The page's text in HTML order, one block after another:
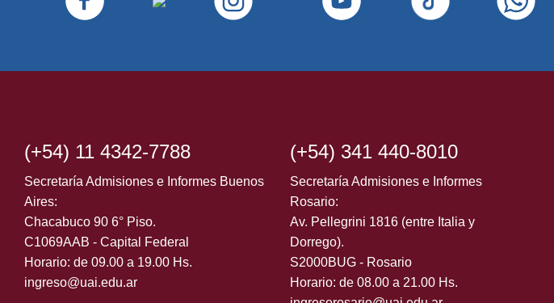
(+54) 11 4342-7788
Secretaría Admisiones e Informes Buenos
Aires:
Chacabuco 90 6° Piso.
C1069AAB - Capital Federal
Horario: de 09.00 a 19.00 Hs.
ingreso@uai.edu.ar
(+54) 341 440-8010
Secretaría Admisiones e Informes
Rosario:
Av. Pellegrini 1816 (entre Italia y
Dorrego).
S2000BUG - Rosario
Horario: de 08.00 a 21.00 Hs.